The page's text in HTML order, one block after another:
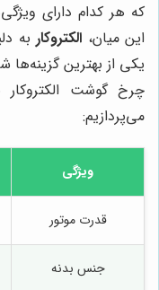
که هر کدام دارای
این میان، الکتروکاربه
یکی از بهترین
چرخ گوشت الکتروکار
می‌پردازیم:
ویژگی
قدرت موتور
جنس بدنه